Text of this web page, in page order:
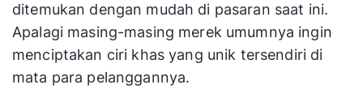
ditemukan dengan mudah di pasaran saat ini.
Apalagi masing-masing merek umumnya ingin
menciptakan ciri khas yang unik tersendiri di
mata para pelanggannya.